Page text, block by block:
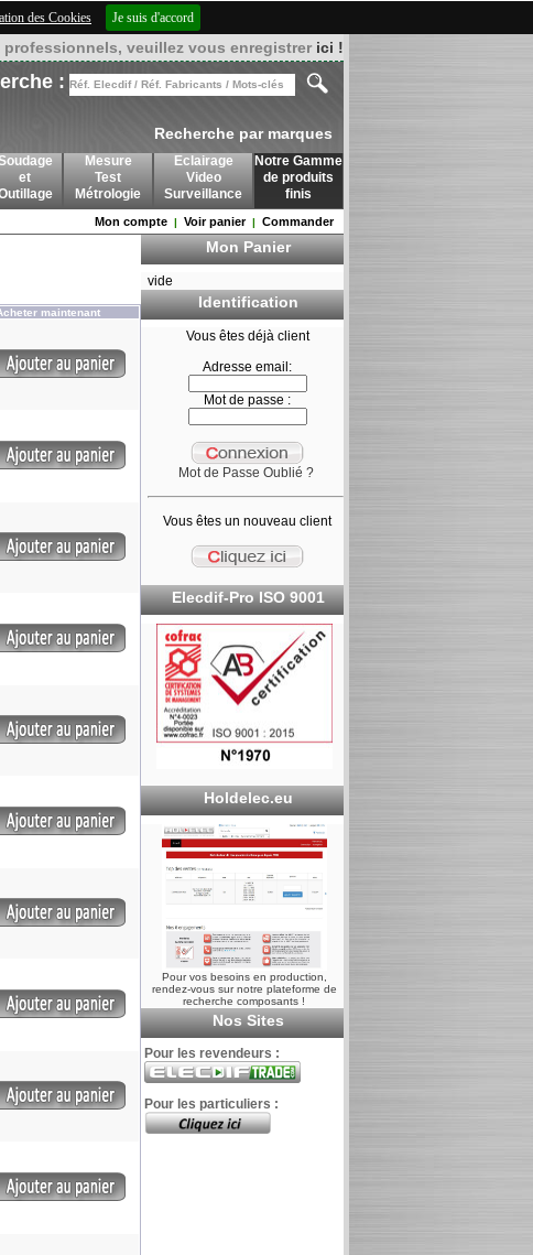
des Cookies Je suis d'accord
veuillez vous enregistrer ici !
:
Recherche par marques
et
Mesure
Test
Métrologie
Eclairage
Video
Surveillance
Notre Gamme
de produits
finis
Mon compte | Voir panier| Commander
maintenant
Mon Panier
vide
Identification
Vous êtes déjà client
Adresse email:
Mot de passe :
Mot de Passe Oublié ?
Vous êtes un nouveau client
Elecdif-Pro ISO 9001
Holdelec.eu
Pour vos besoins en production,
rendez-vous sur notre plateforme de
recherche composants !
Nos Sites
Pour les revendeurs :
Pour les particuliers :